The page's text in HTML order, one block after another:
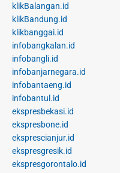
klikBalangan.id
klikBandung.id
klikbanggai.id
infobangkalan.id
infobangli.id
infobanjarnegara.id
infobantaeng.id
infobantul.id
ekspresbekasi.id
ekspresbone.id
eksprescianjur.id
ekspresgresik.id
ekspresgorontalo.id